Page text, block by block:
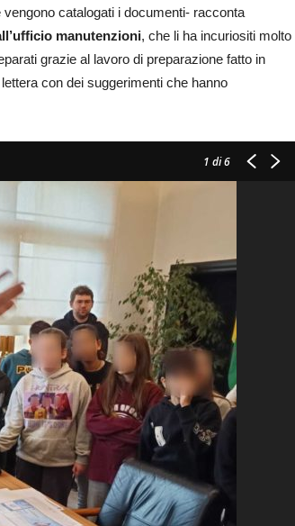
catalogati i documenti- racconta
manutenzioni, che li ha incuriositi molto
grazie al lavoro di preparazione fatto in
con dei suggerimenti che hanno
1 di 6